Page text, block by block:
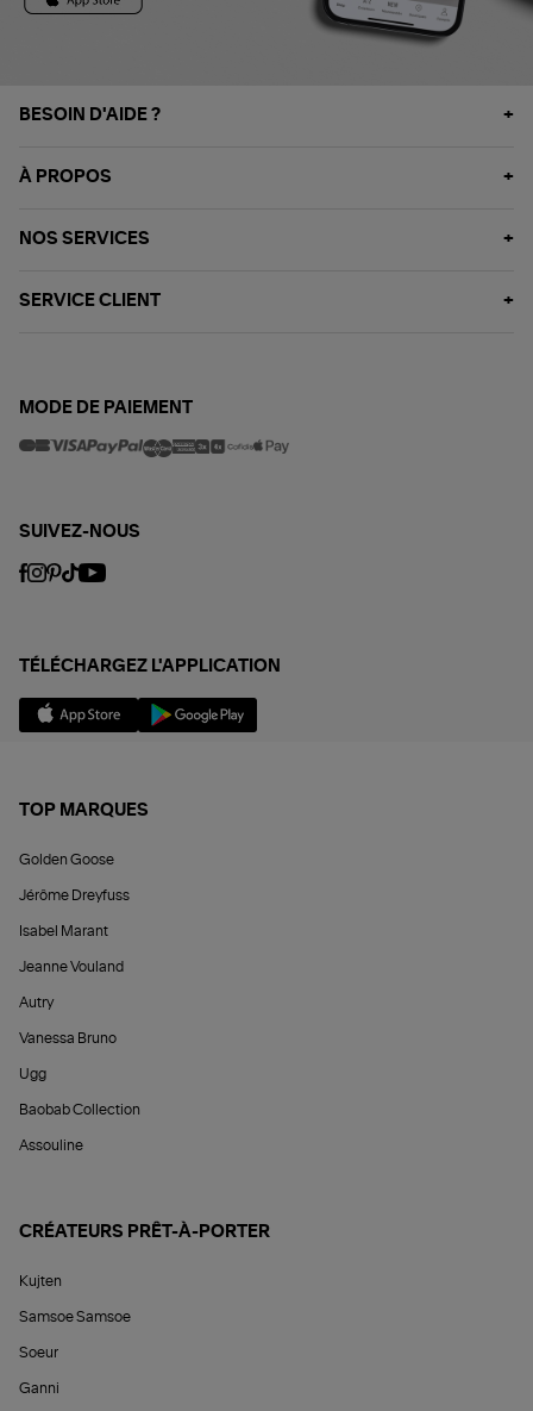
BESOIN D'AIDE ?
À PROPOS
NOS SERVICES
SERVICE CLIENT
MODE DE PAIEMENT
SUIVEZ-NOUS
TÉLÉCHARGEZ L'APPLICATION
TOP MARQUES
Golden Goose
Jérôme Dreyfuss
Isabel Marant
Jeanne Vouland
Autry
Vanessa Bruno
Ugg
Baobab Collection
Assouline
CRÉATEURS PRÊT-À-PORTER
Kujten
Samsoe Samsoe
Soeur
Ganni